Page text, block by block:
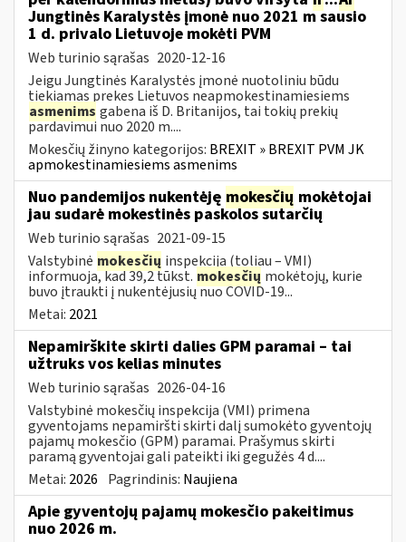
Jungtinės Karalystės įmonė nuo 2021 m sausio
1 d. privalo Lietuvoje mokėti PVM
Web turinio sąrašas 2020-12-16
Jeigu Jungtinės Karalystės įmonė nuotoliniu būdu
tiekiamas prekes Lietuvos neapmokestinamiesiems
asmenims gabena iš D. Britanijos, tai tokių prekių
pardavimui nuo 2020 m....
Mokesčių žinyno kategorijos: BREXIT » BREXIT PVM JK
apmokestinamiesiems asmenims
Nuo pandemijos nukentėję mokesčių mokėtojai
jau sudarė mokestinės paskolos sutarčių
Web turinio sąrašas 2021-09-15
Valstybinė mokesčių inspekcija (toliau – VMI)
informuoja, kad 39,2 tūkst. mokesčių mokėtojų, kurie
buvo įtraukti į nukentėjusių nuo COVID-19...
Metai: 2021
Nepamirškite skirti dalies GPM paramai – tai
užtruks vos kelias minutes
Web turinio sąrašas 2026-04-16
Valstybinė mokesčių inspekcija (VMI) primena
gyventojams nepamiršti skirti dalį sumokėto gyventojų
pajamų mokesčio (GPM) paramai. Prašymus skirti
paramą gyventojai gali pateikti iki gegužės 4 d....
Metai: 2026 Pagrindinis: Naujiena
Apie gyventojų pajamų mokesčio pakeitimus
nuo 2026 m.